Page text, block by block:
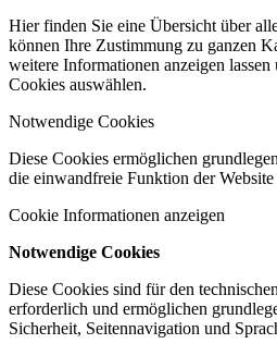
Hier finden Sie eine Übersicht über
können Ihre Zustimmung zu ganzen
weitere Informationen anzeigen lassen
Cookies auswählen.
Notwendige Cookies
Diese Cookies ermöglichen
die einwandfreie Funktion der
Cookie Informationen anzeigen
Notwendige Cookies
Diese Cookies sind für den
erforderlich und ermöglichen
Sicherheit, Seitennavigation und